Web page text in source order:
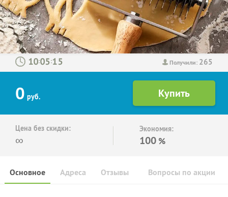
Получили: 265
: :
0 руб.
Цена без скидки:
∞
Экономия:
100 %
Основное Отзывы Вопросы по акции
Адреса